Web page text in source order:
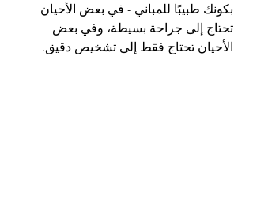
بكونك طبيبًا للمباني - في بعض الأحيان
تحتاج إلى جراحة بسيطة، وفي بعض
الأحيان تحتاج فقط إلى تشخيص دقيق.